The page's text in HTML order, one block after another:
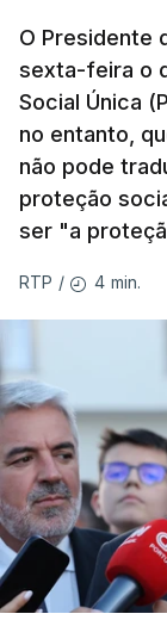
O Presidente
sexta-feira o
Social Única
no entanto,
não pode
proteção
ser "a
RTP / 4 min.